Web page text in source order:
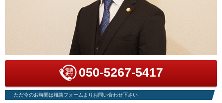
050-5267-5417
ただ今のお時間は相談フォームよりお問い合わせ下さい